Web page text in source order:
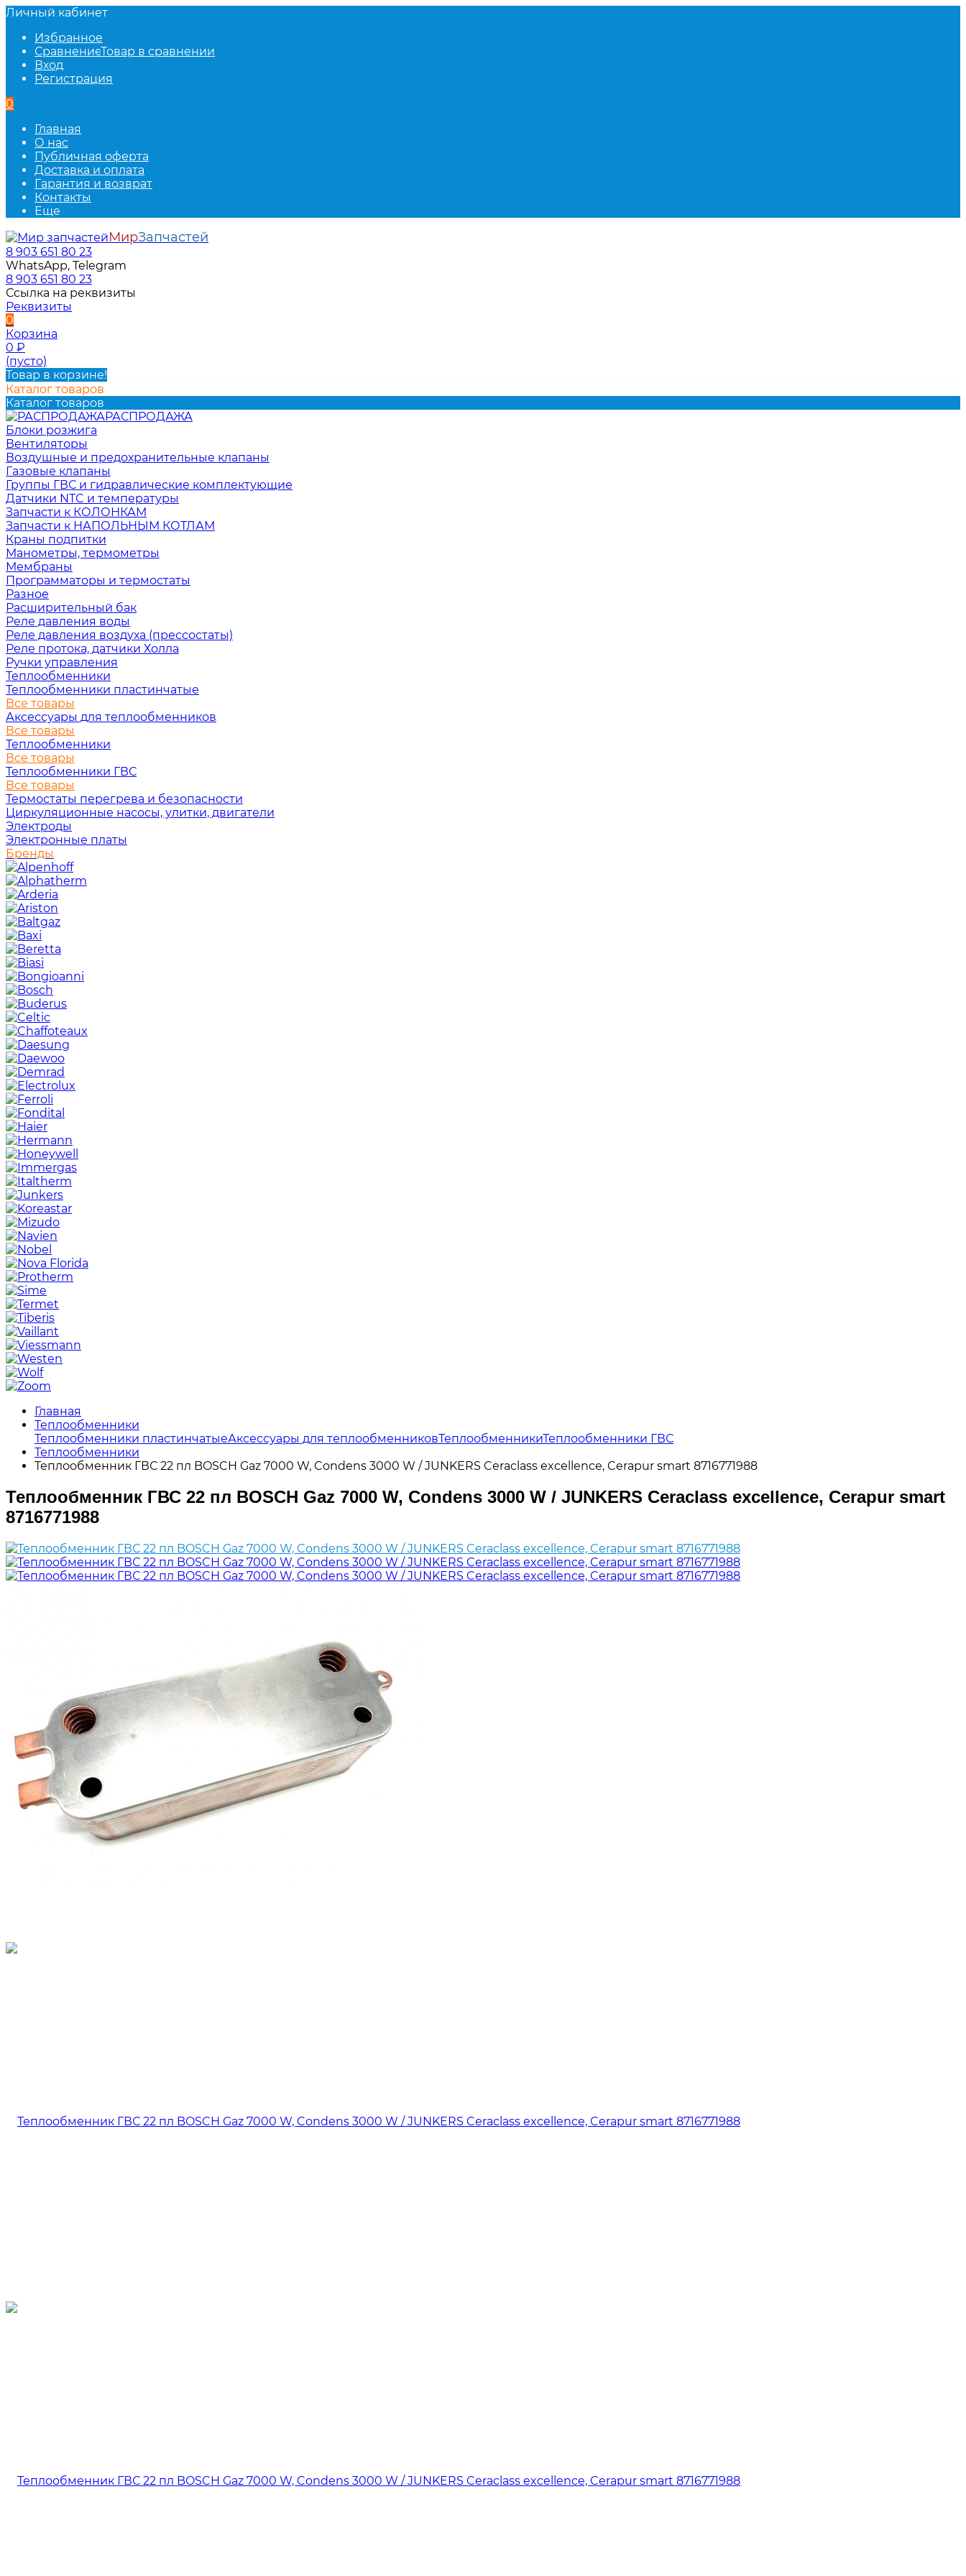
Личный кабинет
Избранное
СравнениеТовар в сравнении
Вход
Регистрация
0
Главная
О нас
Публичная оферта
Доставка и оплата
Гарантия и возврат
Контакты
Еще
МирЗапчастей
8 903 651 80 23
WhatsApp, Telegram
8 903 651 80 23
Ссылка на реквизиты
Реквизиты
0
Корзина
0 ₽
(пусто)
Товар в корзине!
Каталог товаров
Каталог товаров
РАСПРОДАЖА
Блоки розжига
Вентиляторы
Воздушные и предохранительные клапаны
Газовые клапаны
Группы ГВС и гидравлические комплектующие
Датчики NTC и температуры
Запчасти к КОЛОНКАМ
Запчасти к НАПОЛЬНЫМ КОТЛАМ
Краны подпитки
Манометры, термометры
Мембраны
Программаторы и термостаты
Разное
Расширительный бак
Реле давления воды
Реле давления воздуха (прессостаты)
Реле протока, датчики Холла
Ручки управления
Теплообменники
Теплообменники пластинчатые
Все товары
Аксессуары для теплообменников
Все товары
Теплообменники
Все товары
Теплообменники ГВС
Все товары
Термостаты перегрева и безопасности
Циркуляционные насосы, улитки, двигатели
Электроды
Электронные платы
Бренды
Главная
Теплообменники
Теплообменники пластинчатыеАксессуары для теплообменниковТеплообменникиТеплообменники ГВС
Теплообменники
Теплообменник ГВС 22 пл BOSCH Gaz 7000 W, Condens 3000 W / JUNKERS Ceraclass excellence, Cerapur smart 8716771988
Теплообменник ГВС 22 пл BOSCH Gaz 7000 W, Condens 3000 W / JUNKERS Ceraclass excellence, Cerapur smart
8716771988